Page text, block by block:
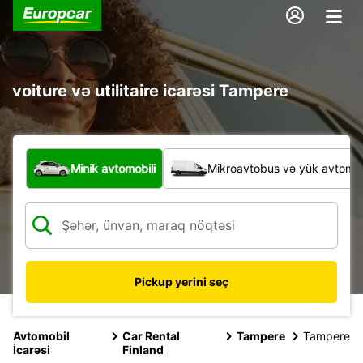
voiture və utilitaire icarəsi Tampere
Hansı növ nəqliyyat vasitəsi?
Minik avtomobili Mikroavtobus və yük
Pickup yerini seç
Avtomobil
İcarəsi
Car Rental
Finland
Tampere Tampere